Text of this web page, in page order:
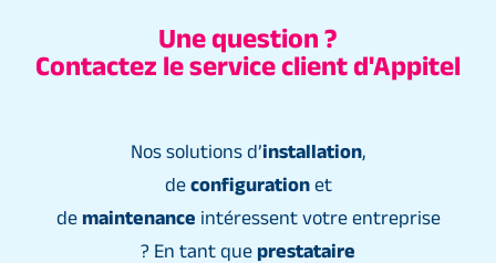
Une question ?
Contactez le service client d'Appitel
Nos solutions d’installation,
de configurationet
de maintenance intéressent votre entreprise
? En tant que prestataire